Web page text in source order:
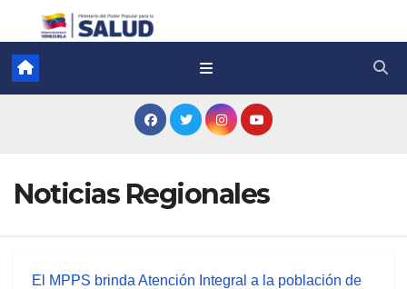
Noticias Regionales
El MPPS brinda Atención Integral a la población de